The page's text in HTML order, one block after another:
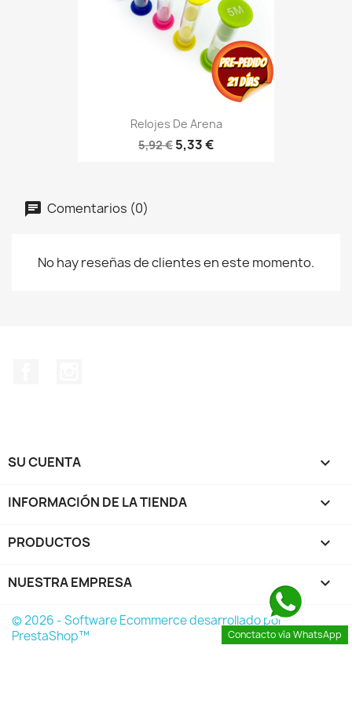
Relojes De Arena
5,92 € 5,33 €
Comentarios (0)
No hay reseñas de clientes en este momento.
SU CUENTA 
INFORMACIÓN DE LA TIENDA keyboard_arrow_down
PRODUCTOS 
NUESTRA EMPRESA 
© 2026 - Software Ecommerce desarrollado por
PrestaShop™
Conctacto vía WhatsApp